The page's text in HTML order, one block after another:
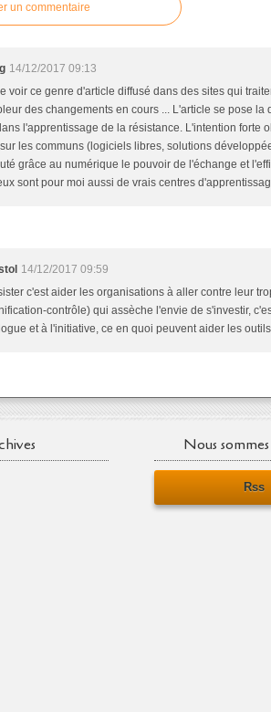
un commentaire
14/12/2017 09:13
voir ce genre d'article diffusé dans des sites qui
des changements en cours ... L'article se pose la
l'apprentissage de la résistance. L'intention forte
les communs (logiciels libres, solutions
grâce au numérique le pouvoir de l'échange et
sont pour moi aussi de vrais centres
14/12/2017 09:59
c'est aider les organisations à aller contre leur
contrôle) qui assèche l'envie de s'investir,
et à l'initiative, ce en quoi peuvent aider les
Nous
Rss